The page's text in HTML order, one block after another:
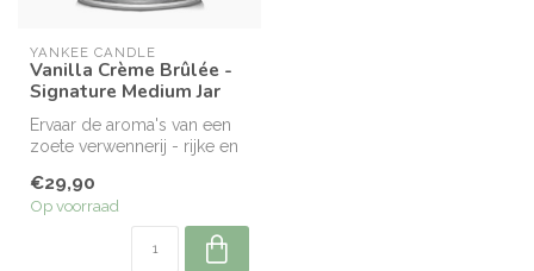
YANKEE CANDLE
Vanilla Crème Brûlée -
Signature Medium Jar
Ervaar de aroma's van een
zoete verwennerij - rijke en
nog...
€29,90
Op voorraad